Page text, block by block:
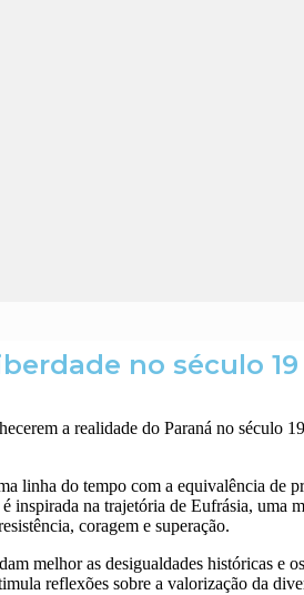
no século 19
a realidade do Paraná no século
linha do tempo com a equivalência de
inspirada na trajetória de Eufrásia, uma
coragem e superação.
melhor as desigualdades históricas e
reflexões sobre a valorização da